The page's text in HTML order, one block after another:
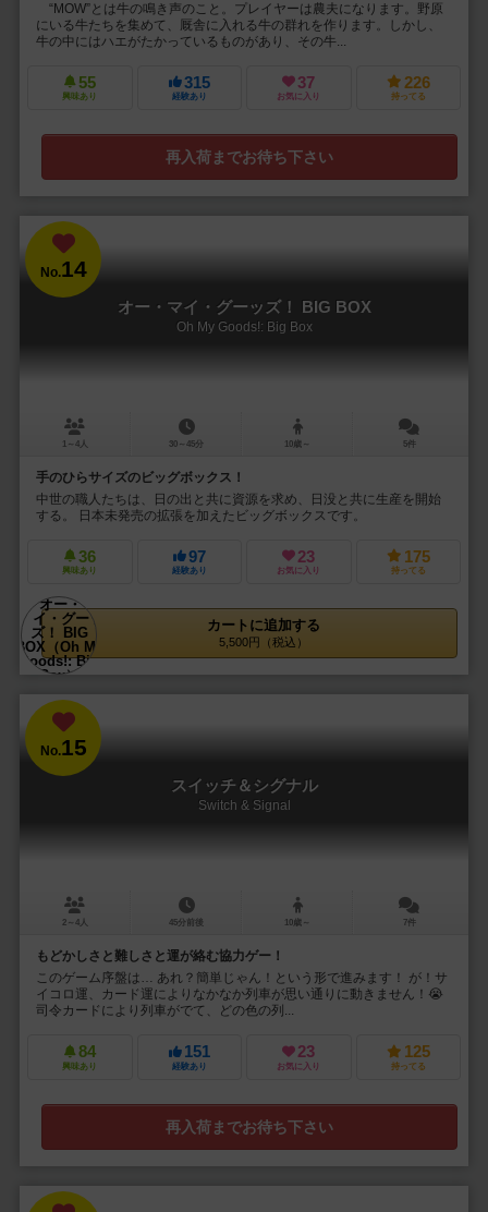
“MOW”とは牛の鳴き声のこと。プレイヤーは農夫になります。野原
にいる牛たちを集めて、厩舎に入れる牛の群れを作ります。しかし、
牛の中にはハエがたかっているものがあり、その牛...
55
興味あり
315
経験あり
37
お気に入り
226
持ってる
再入荷までお待ち下さい
No.14
オー・マイ・グーッズ！ BIG BOX
Oh My Goods!: Big Box
1～4人 30～45分 10歳～ 5件
手のひらサイズのビッグボックス！
中世の職人たちは、日の出と共に資源を求め、日没と共に生産を開始
する。 日本未発売の拡張を加えたビッグボックスです。
36
興味あり
97
経験あり
23
お気に入り
175
持ってる
カートに追加する
5,500円（税込）
No.15
スイッチ＆シグナル
Switch & Signal
2～4人 45分前後 10歳～ 7件
もどかしさと難しさと運が絡む協力ゲー！
このゲーム序盤は… あれ？簡単じゃん！という形で進みます！ が！サ
イコロ運、カード運によりなかなか列車が思い通りに動きません！😭
司令カードにより列車がでて、どの色の列...
84
興味あり
151
経験あり
23
お気に入り
125
持ってる
再入荷までお待ち下さい